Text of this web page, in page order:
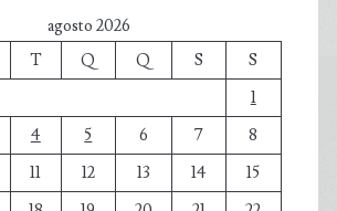
agosto 2026
T Q Q S
S
1
4 5 6 7
8
11 12 13 14
15